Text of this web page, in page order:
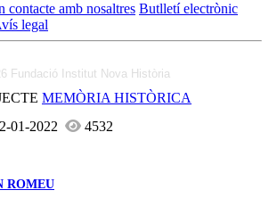
contacte amb nosaltres Butlletí electrònic
legal
Fundació Institut Nova Història
MEMÒRIA HISTÒRICA
01-2022
4532
ROMEU